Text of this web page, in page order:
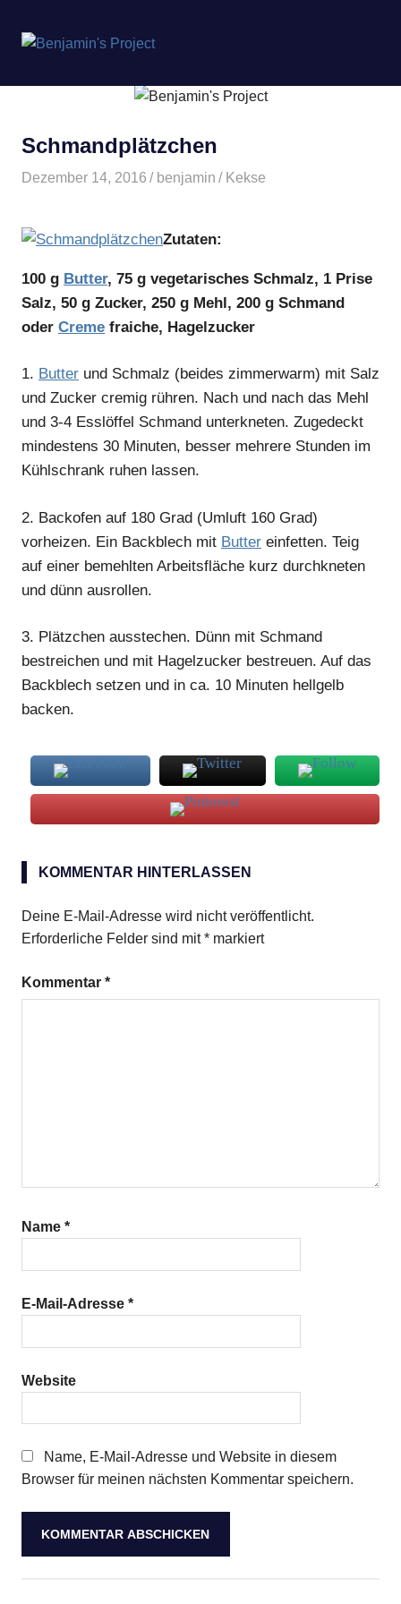
springen
Project
Schmandplätzchen
Dezember 14, 2016 benjamin Kekse
Zutaten:
100 g Butter, 75 g vegetarisches Schmalz, 1 Prise
Salz, 50 g Zucker, 250 g Mehl, 200 g Schmand
oder Creme fraiche, Hagelzucker
1. Butter und Schmalz (beides zimmerwarm) mit Salz
und Zucker cremig rühren. Nach und nach das Mehl
und 3-4 Esslöffel Schmand unterkneten. Zugedeckt
mindestens 30 Minuten, besser mehrere Stunden im
Kühlschrank ruhen lassen.
2. Backofen auf 180 Grad (Umluft 160 Grad)
vorheizen. Ein Backblech mit Butter einfetten. Teig
auf einer bemehlten Arbeitsfläche kurz durchkneten
und dünn ausrollen.
3. Plätzchen ausstechen. Dünn mit Schmand
bestreichen und mit Hagelzucker bestreuen. Auf das
Backblech setzen und in ca. 10 Minuten hellgelb
backen.
Schmand
KOMMENTAR HINTERLASSEN
Deine E-Mail-Adresse wird nicht veröffentlicht.
Erforderliche Felder sind mit* markiert
Kommentar *
Name *
E-Mail-Adresse *
Website
Name, E-Mail-Adresse und Website in diesem
Browser für meinen nächsten Kommentar speichern.